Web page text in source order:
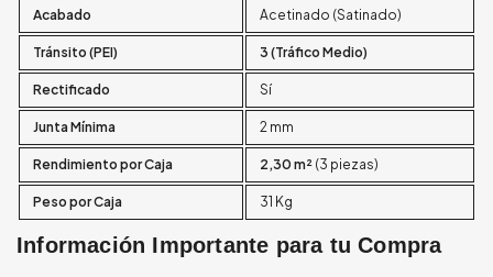
Acabado Acetinado (Satinado)
Tránsito (PEI) 3 (Tráfico Medio)
Rectificado Sí
Junta Mínima 2 mm
Rendimiento por Caja 2,30 m² (3 piezas)
Peso por Caja 31 Kg
Información Importante para tu Compra